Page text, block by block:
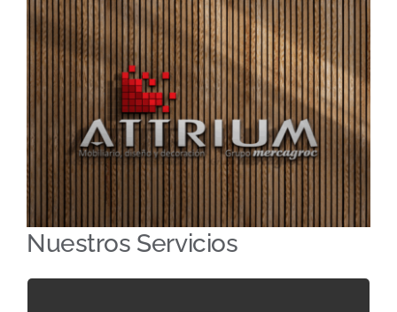
Nuestros Servicios